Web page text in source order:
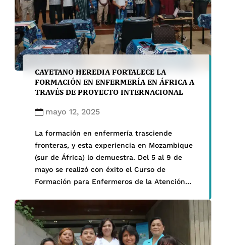
CAYETANO HEREDIA FORTALECE LA
FORMACIÓN EN ENFERMERÍA EN ÁFRICA A
TRAVÉS DE PROYECTO INTERNACIONAL
mayo 12, 2025
La formación en enfermería trasciende
fronteras, y esta experiencia en Mozambique
(sur de África) lo demuestra. Del 5 al 9 de
mayo se realizó con éxito el Curso de
Formación para Enfermeros de la Atención
internacional Tejiendo Lazos: Iniciativas para
Fortalecer la Formación Profesional de la […]